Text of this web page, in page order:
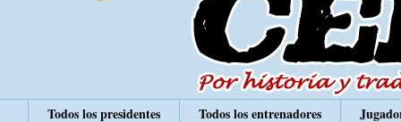
Todos los presidentes Todos los entrenadores